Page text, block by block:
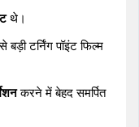
थे।
टर्निंग पॉइंट फिल्म
करने में बेहद समर्पित